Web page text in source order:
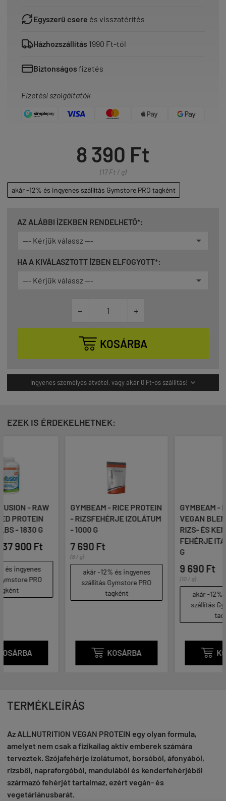
Egyszerű csere és visszatérítés
Házhozszállítás 1990 Ft-tól
Biztonságosfizetés
Fizetési szolgáltatók
8 390 Ft
(17 Ft / g)
akár -12% és ingyenes szállítás Gymstore PRO tagként
AZ ALÁBBI ÍZEKBEN RENDELHETŐ*:
HA A KIVÁLASZTOTT ÍZBEN ELFOGYOTT*:
 
 KOSÁRBA
Ingyenes személyes átvétel, vagy akár 0 Ft-os szállítás! 
EZEK IS ÉRDEKELHETNEK:
GYMBEAM - RICE PROTEIN
- RIZSFEHÉRJE IZOLÁTUM
- 1000 G
7 690 Ft
akár -12% és ingyenes
szállítás Gymstore PRO
KOSÁRBA
GYMBEAM - PROTEIN
VEGAN BLEND - BORSÓ-,
RIZS- ÉS KENDER
FEHÉRJE ITALPOR - 1000
9 690 Ft
(10 / g)
akár -12% és ingyenes
szállítás Gymstore PRO
KOSÁRBA
TERMÉKLEÍRÁS
Az ALLNUTRITION VEGAN PROTEIN egy olyan formula,
amelyet nem csak a fizikailag aktív emberek számára
terveztek. Szójafehérje izolátumot, borsóból, áfonyából,
rizsből, napraforgóból, mandulából és kenderfehérjéből
származó fehérjét tartalmaz, ezért vegán- és
vegetáriánusbarát.